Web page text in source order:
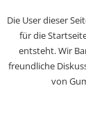
Die User dieser
für die
entsteht. Wir
freundliche
von